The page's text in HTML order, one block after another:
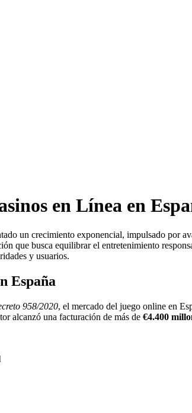
en Línea en
un crecimiento exponencial, impulsado por
que busca equilibrar el entretenimiento
y usuarios.
España
958/2020, el mercado del juego online en
alcanzó una facturación de más de €4.400